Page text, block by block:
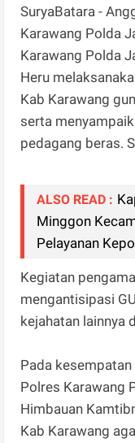
SuryaBatara -
Karawang Polda
Karawang Polda
Heru
Kab Karawang
serta
pedagang beras.
ALSO READ :
Minggon
Pelayanan
Kegiatan
mengantisipasi
kejahatan lainnya
Pada
Polres Karawang
Himbauan
Kab Karawang